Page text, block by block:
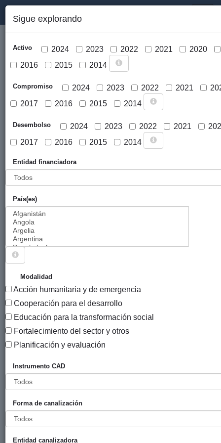
Cargar mapa
Sigue explorando
Activo 2024 2023 2022 2021
2020
2016
2015 2014
Compromiso 2024 2023 2022 2021
2017
2016 2015 2014
Desembolso 2024 2023 2022 2021
2017
2016 2015 2014
Entidad financiadora
País(es)
Modalidad
Acción humanitaria y de emergencia
Cooperación para el desarrollo
Educación para la transformación social
Fortalecimiento del sector y otros
Planificación y evaluación
Instrumento CAD
Forma de canalización
Entidad canalizadora
7327 PROYECTOS
Título
Entidad
financiadora
Entidad
Programa de
gestión social
y ambiental
con la
comunidad de
San Cristóbal
y San
Vasco
Vasca de
y
Haizea